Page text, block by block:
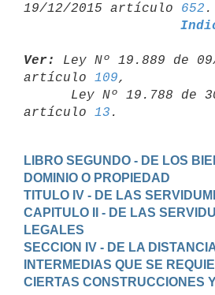
19/12/2015 artículo 652
Ver:
Ley Nº 19.889 de
artículo 109,
artículo 13
LIBRO SEGUNDO - DE LOS
DOMINIO O PROPIEDAD
TITULO IV - DE LAS
CAPITULO II - DE LAS
LEGALES
SECCION IV - DE LA
INTERMEDIAS QUE SE
CIERTAS CONSTRUCCIONES